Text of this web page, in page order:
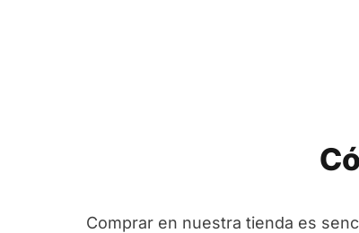
Comprar en nuestra tienda es